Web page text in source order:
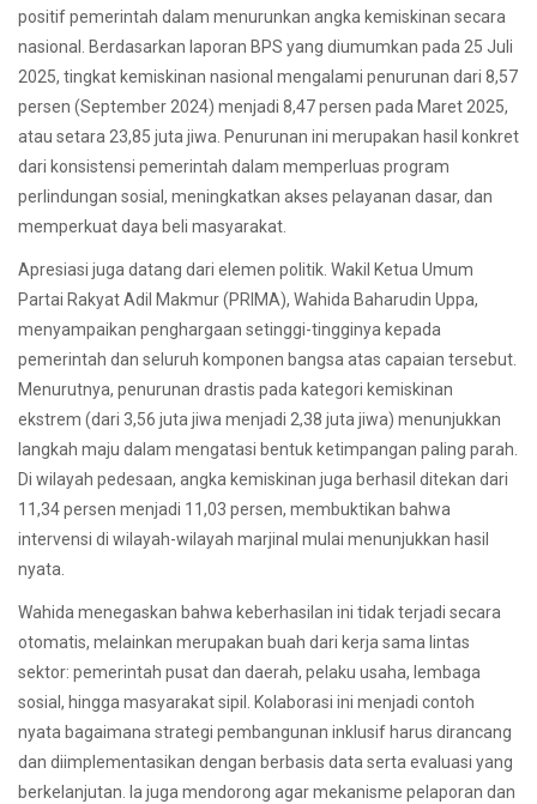
positif pemerintah dalam menurunkan angka kemiskinan secara
nasional. Berdasarkan laporan BPS yang diumumkan pada 25 Juli
2025, tingkat kemiskinan nasional mengalami penurunan dari 8,57
persen (September 2024) menjadi 8,47 persen pada Maret 2025,
atau setara 23,85 juta jiwa. Penurunan ini merupakan hasil konkret
dari konsistensi pemerintah dalam memperluas program
perlindungan sosial, meningkatkan akses pelayanan dasar, dan
memperkuat daya beli masyarakat.
Apresiasi juga datang dari elemen politik. Wakil Ketua Umum
Partai Rakyat Adil Makmur (PRIMA), Wahida Baharudin Uppa,
menyampaikan penghargaan setinggi-tingginya kepada
pemerintah dan seluruh komponen bangsa atas capaian tersebut.
Menurutnya, penurunan drastis pada kategori kemiskinan
ekstrem (dari 3,56 juta jiwa menjadi 2,38 juta jiwa) menunjukkan
langkah maju dalam mengatasi bentuk ketimpangan paling parah.
Di wilayah pedesaan, angka kemiskinan juga berhasil ditekan dari
11,34 persen menjadi 11,03 persen, membuktikan bahwa
intervensi di wilayah-wilayah marjinal mulai menunjukkan hasil
nyata.
Wahida menegaskan bahwa keberhasilan ini tidak terjadi secara
otomatis, melainkan merupakan buah dari kerja sama lintas
sektor: pemerintah pusat dan daerah, pelaku usaha, lembaga
sosial, hingga masyarakat sipil. Kolaborasi ini menjadi contoh
nyata bagaimana strategi pembangunan inklusif harus dirancang
dan diimplementasikan dengan berbasis data serta evaluasi yang
berkelanjutan. Ia juga mendorong agar mekanisme pelaporan dan